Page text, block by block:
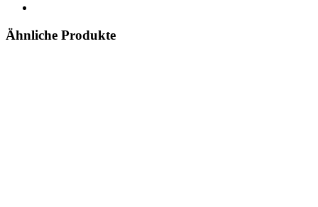
Ähnliche Produkte